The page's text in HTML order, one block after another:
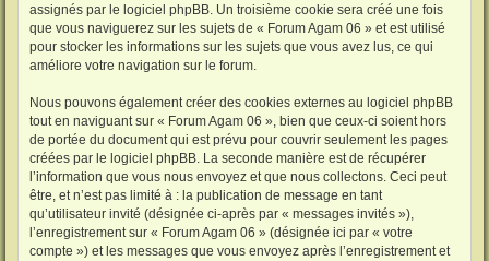
assignés par le logiciel phpBB. Un troisième cookie sera créé une fois
que vous naviguerez sur les sujets de « Forum Agam 06 » et est utilisé
pour stocker les informations sur les sujets que vous avez lus, ce qui
améliore votre navigation sur le forum.
Nous pouvons également créer des cookies externes au logiciel phpBB
tout en naviguant sur « Forum Agam 06 », bien que ceux-ci soient hors
de portée du document qui est prévu pour couvrir seulement les pages
créées par le logiciel phpBB. La seconde manière est de récupérer
l’information que vous nous envoyez et que nous collectons. Ceci peut
être, et n’est pas limité à : la publication de message en tant
qu’utilisateur invité (désignée ci-après par « messages invités »),
l’enregistrement sur « Forum Agam 06 » (désignée ici par « votre
compte ») et les messages que vous envoyez après l’enregistrement et